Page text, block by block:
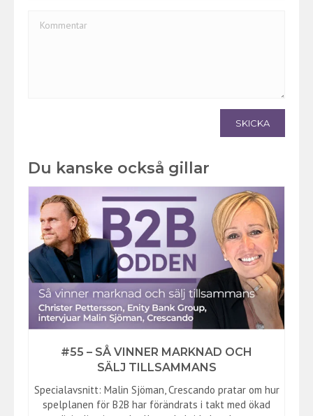
SKICKA
Du kanske också gillar
#55 – SÅ VINNER MARKNAD OCH
SÄLJ TILLSAMMANS
Specialavsnitt: Malin Sjöman, Crescando pratar om hur
spelplanen för B2B har förändrats i takt med ökad